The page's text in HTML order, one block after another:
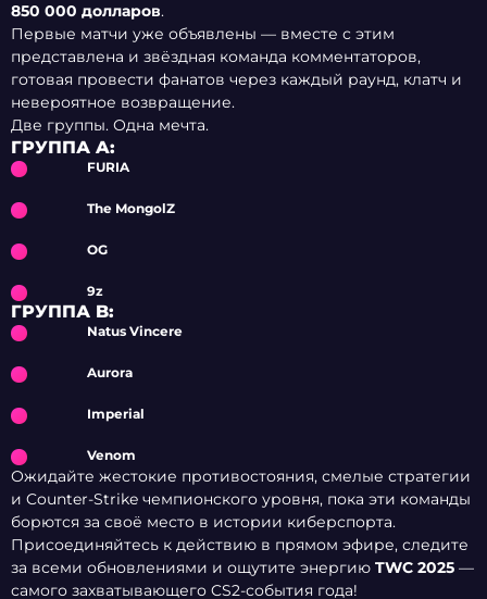
850 000 долларов.
Первые матчи уже объявлены — вместе с этим
представлена и звёздная команда комментаторов,
готовая провести фанатов через каждый раунд, клатч и
невероятное возвращение.
Две группы. Одна мечта.
ГРУППА A:
FURIA
The MongolZ
OG
9z
ГРУППА B:
Natus Vincere
Aurora
Imperial
Venom
Ожидайте жестокие противостояния, смелые стратегии
и Counter-Strike чемпионского уровня, пока эти команды
борются за своё место в истории киберспорта.
Присоединяйтесь к действию в прямом эфире, следите
за всеми обновлениями и ощутите энергию TWC 2025 —
самого захватывающего CS2-события года!